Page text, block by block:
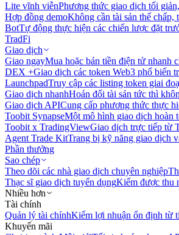
Lite vĩnh viễnPhương thức giao dịch tối
Hợp đồng demoKhông cần tài sản thế chấp,
BotTự động thực hiện các chiến lược đặt
TradFi
Giao dịch
Giao ngayMua hoặc bán tiền điện tử nhanh
DEX +Giao dịch các token Web3 phổ biến
LaunchpadTruy cập các listing token giai
Giao dịch nhanhHoán đổi tài sản tức thì
Giao dịch APICung cấp phương thức thực
Toobit SynapseMột mô hình giao dịch hoàn
Toobit x TradingViewGiao dịch trực tiếp từ
Agent Trade KitTrang bị kỹ năng giao dịch
Phần thưởng
Sao chép
Theo dõi các nhà giao dịch chuyên nghiệp
Thạc sĩ giao dịch tuyển dụngKiếm được thu
Nhiều hơn
Tài chính
Quản lý tài chínhKiếm lợi nhuận ổn định từ
Khuyến mãi